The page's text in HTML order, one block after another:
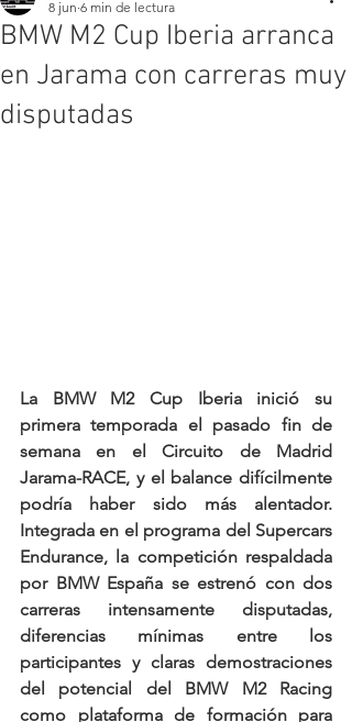
BMW M2 Cup Iberia arranca
en Jarama con carreras muy
disputadas
8 jun 6 min de lectura
La BMW M2 Cup Iberia inició su
primera temporada el pasado fin de
semana en el Circuito de Madrid
Jarama-RACE, y el balance difícilmente
podría haber sido más alentador.
Integrada en el programa del Supercars
Endurance, la competición respaldada
por BMW España se estrenó con dos
carreras intensamente disputadas,
diferencias mínimas entre los
participantes y claras demostraciones
del potencial del BMW M2 Racing
como plataforma de formación para